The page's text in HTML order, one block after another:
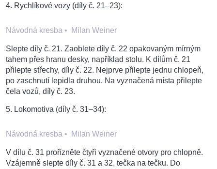
4. Rychlíkové vozy (díly č. 21–23):
Návodná kresba • Milan Weiner
Slepte díly č. 21. Zaoblete díly č. 22 opakovaným mírným
tahem přes hranu desky, například stolu. K dílům č. 21
přilepte střechy, díly č. 22. Nejprve přilepte jednu chlopeň,
po zaschnutí lepidla druhou. Na vyznačená místa přilepte
čela vozů, díly č. 23.
5. Lokomotiva (díly č. 31–34):
Návodná kresba • Milan Weiner
V dílu č. 31 prořízněte čtyři vyznačené otvory pro chlopně.
Vzájemně slepte díly č. 31 a 32, tečka na tečku. Do